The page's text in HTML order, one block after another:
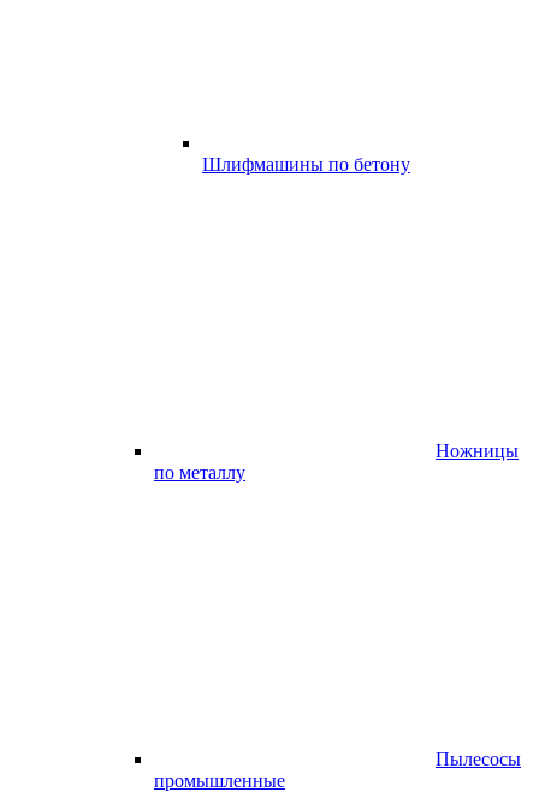
Шлифмашины по бетону
Ножницы
по металлу
Пылесосы
промышленные